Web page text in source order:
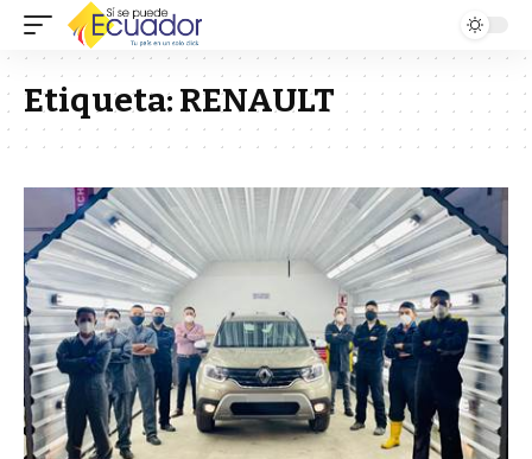
Etiqueta: RENAULT